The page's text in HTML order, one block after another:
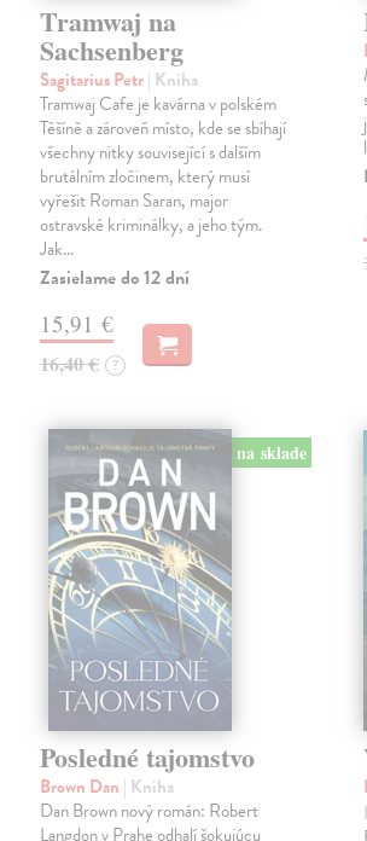
Tramwaj na
Sachsenberg
Sagitarius Petr| Kniha
Tramwaj Cafe je kavárna v polském
Těšíně a zároveň místo, kde se sbíhají
všechny nitky související s dalším
brutálním zločinem, který musí
vyřešit Roman Saran, major
ostravské kriminálky, a jeho tým.
Jak…
Zasielame do 12 dní
15,91 €
16,40 € ?
na sklade
Posledné tajomstvo
Brown Dan | Kniha
Dan Brown nový román: Robert
Langdon v Prahe odhalí šokujúcu